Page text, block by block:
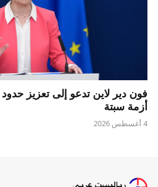
فون دير لاين تدعو إلى تعزيز حدود
أزمة سبتة
4 أغسطس 2026